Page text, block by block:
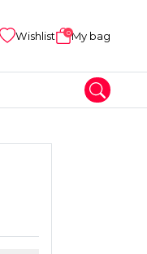
Wishlist 0My bag